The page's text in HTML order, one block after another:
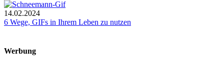
14.02.2024
6 Wege, GIFs in Ihrem Leben zu nutzen
Werbung